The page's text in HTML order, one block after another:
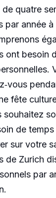
de quatre
par année
ont besoin
fête
souhaitez
de
sur votre
de Zurich
par